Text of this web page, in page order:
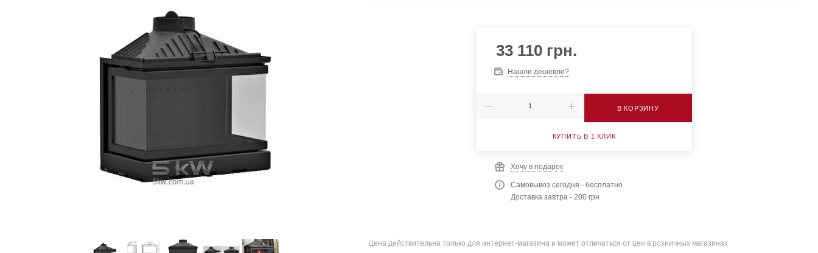
33 110 грн.
Нашли дешевле?
В КОРЗИНУ
КУПИТЬ В 1 КЛИК
Хочу в подарок
Самовывоз сегодня - бесплатно
Доставка завтра - 200 грн
Цена действительна только для интернет-магазина и может отличаться от цен в розничных магазинах